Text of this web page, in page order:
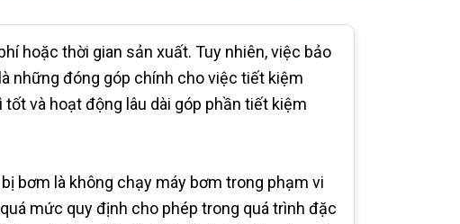
hoặc thời gian sản xuất. Tuy nhiên, việc bảo
những đóng góp chính cho việc tiết kiệm
và hoạt động lâu dài góp phần tiết kiệm
bơm là không chạy máy bơm trong phạm vi
mức quy định cho phép trong quá trình đặc